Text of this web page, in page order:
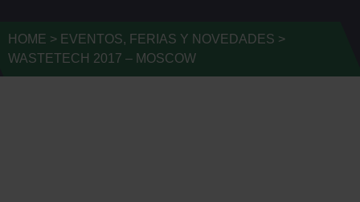
HOME > EVENTOS, FERIAS Y NOVEDADES >
WASTETECH 2017 – МОSCOW